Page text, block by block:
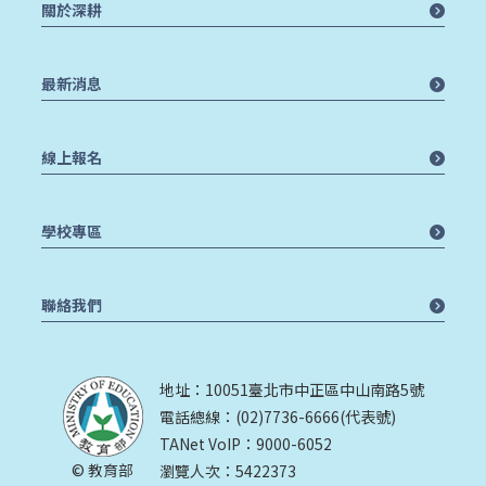
© 教育部
地址：10051臺北市中正區中山南路5號
電話總線：(02)7736-6666(代表號)
TANet VoIP：9000-6052
瀏覽人次：5422373
關於深耕
最新消息
線上報名
學校專區
聯絡我們